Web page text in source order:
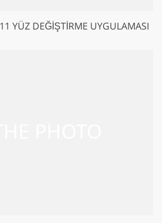
YÜZ DEĞIŞTIRME UYGULAMASI